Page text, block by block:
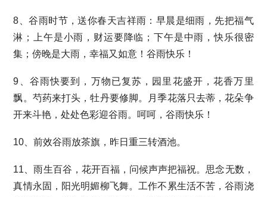
8、谷雨时节，送你春天吉祥雨：早晨是细雨，先把福气
淋；上午是小雨，财运要降临；下午是中雨，快乐很密
集；傍晚是大雨，幸福又如意！谷雨快乐！
9、谷雨快要到，万物已复苏，园里花盛开，花香万里
飘。芍药来打头，牡丹要修脚。月季花落只去蒂，花朵争
开来斗艳，处处色彩迎谷雨。呵呵，谷雨快乐！
10、前效谷雨放茶旗，昨日重三转酒池。
11、雨生百谷，花开百福，问候声声把福祝。思念无数，
真情永固，阳光明媚柳飞舞。工作不累生活不苦，谷雨浇